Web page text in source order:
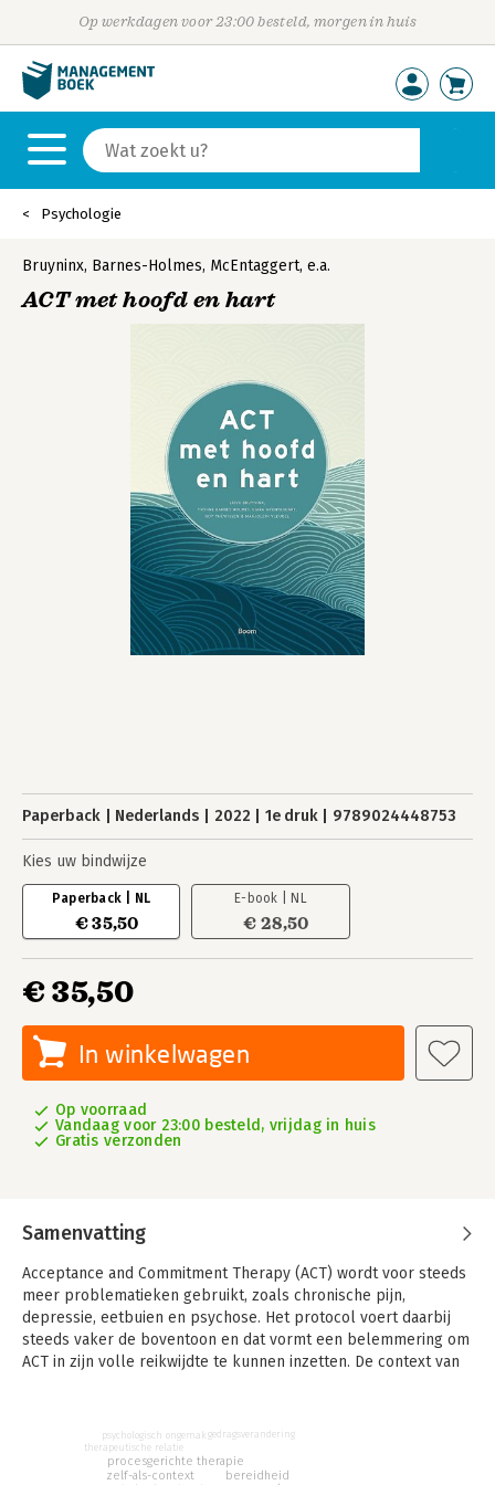
Op werkdagen voor 23:00 besteld, morgen in huis
Psychologie
Bruyninx, Barnes-Holmes, McEntaggert, e.a.
ACT met hoofd en hart
Paperback Nederlands 2022 1e druk 9789024448753
Kies uw bindwijze
Paperback | NL
€ 35,50
E-book | NL
€ 28,50
€ 35,50
In winkelwagen
Op voorraad
Vandaag voor 23:00 besteld, vrijdag in huis
Gratis verzonden
Samenvatting
Acceptance and Commitment Therapy (ACT) wordt voor steeds
meer problema­tieken gebruikt, zoals chronische pijn,
depressie, eetbuien en psychose. Het protocol voert daarbij
steeds vaker de boventoon en dat vormt een belemmering om
ACT in zijn volle reikwijdte te kunnen inzetten. De context van
waarbij het welzijn van zowel cliënt als therapeut het
uitgangspunt is.
zelf-als-context
procesgerichte therapie
bereidheid
therapeutische relatie
psychologisch ongemak gedragsverandering